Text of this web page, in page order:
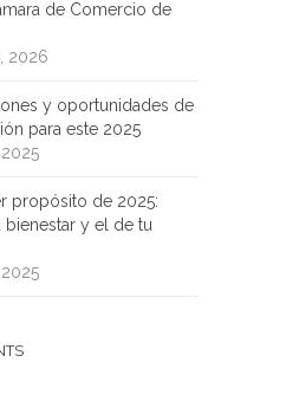
de Comercio de
2026
y oportunidades de
para este 2025
propósito de 2025:
bienestar y el de tu